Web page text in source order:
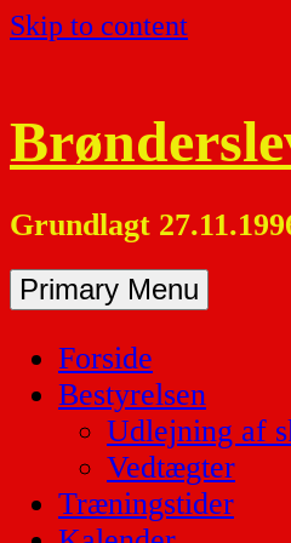
Skip to content
Grundlagt
Primary Menu
Forside
Bestyrelsen
Udlejning af
Vedtægter
Træningstider